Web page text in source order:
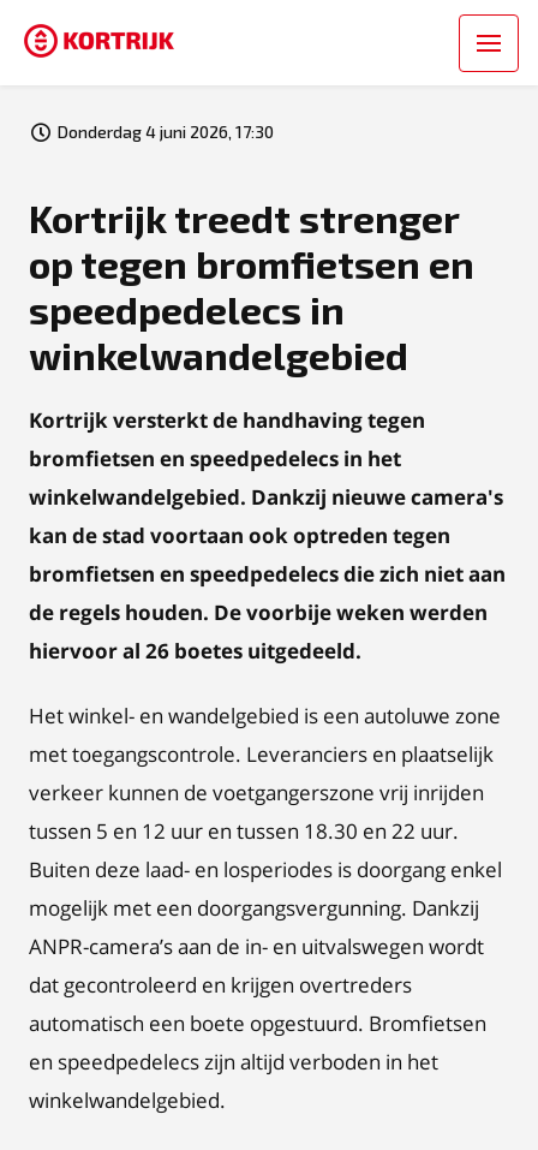
Donderdag 4 juni 2026, 17:30
Kortrijk treedt strenger
op tegen bromfietsen en
speedpedelecs in
winkelwandelgebied
Kortrijk versterkt de handhaving tegen
bromfietsen en speedpedelecs in het
winkelwandelgebied. Dankzij nieuwe camera's
kan de stad voortaan ook optreden tegen
bromfietsen en speedpedelecs die zich niet aan
de regels houden. De voorbije weken werden
hiervoor al 26 boetes uitgedeeld.
Het winkel- en wandelgebied is een autoluwe zone
met toegangscontrole. Leveranciers en plaatselijk
verkeer kunnen de voetgangerszone vrij inrijden
tussen 5 en 12 uur en tussen 18.30 en 22 uur.
Buiten deze laad- en losperiodes is doorgang enkel
mogelijk met een doorgangsvergunning. Dankzij
ANPR-camera’s aan de in- en uitvalswegen wordt
dat gecontroleerd en krijgen overtreders
automatisch een boete opgestuurd. Bromfietsen
en speedpedelecs zijn altijd verboden in het
winkelwandelgebied.